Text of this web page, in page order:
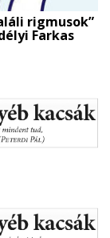
rigmusok”
Farkas